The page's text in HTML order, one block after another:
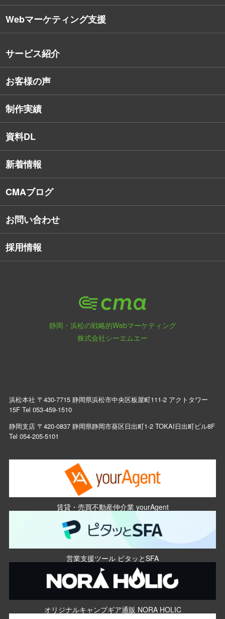
会社概要
コンサルタント紹介
デザイナー・エンジニア紹介
社員保有資格
Webマーケティング支援
サービス紹介
戦略的Webサイト制作
インターネット広告
SNSコンサルティング
Webアプリケーション開発
お客様の声
制作実績
資料DL
新着情報
CMAブログ
お問い合わせ
採用情報
静岡・浜松の戦略的Webマーケティング
株式会社シーエムエー
浜松本社 〒430-7715 静岡県浜松市中央区板屋町111-2 アクトタワー
15F Tel 053-459-1510
静岡支店 〒420-0837 静岡県静岡市葵区日出町1-2 TOKAI日出町ビル8F
Tel 054-205-5101
賃貸・売買不動産仲介業 yourAgent
営業支援ツール ピタッとSFA
オリジナルキャンプギア通販 NORA HOLIC